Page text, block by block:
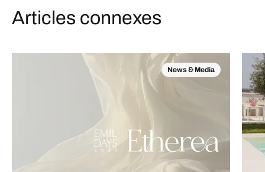
Articles connexes
News & Media